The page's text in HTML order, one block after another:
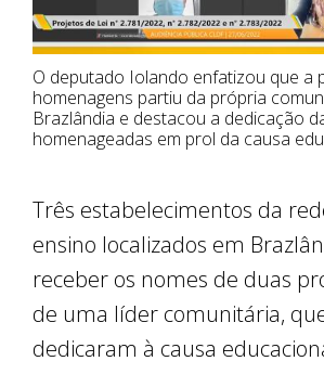
O deputado Iolando enfatizou que a
homenagens partiu da própria
Brazlândia e destacou a dedicação
homenageadas em prol da causa
Três estabelecimentos da
ensino localizados em
receber os nomes de duas
de uma líder comunitária,
dedicaram à causa